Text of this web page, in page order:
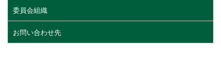
委員会組織
お問い合わせ先